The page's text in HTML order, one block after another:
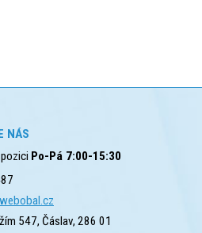
NÁS
Po-Pá 7:00-15:30
547, Čáslav, 286 01